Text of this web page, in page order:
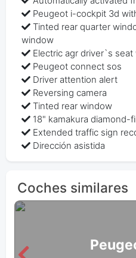
Peugeot i-cockpit 3d
Tinted rear quarter
window
Electric agr driver`s
Peugeot connect sos
Driver attention alert
Reversing camera
Tinted rear window
18" kamakura diamond-
Extended traffic sign
Dirección asistida
Coches similares